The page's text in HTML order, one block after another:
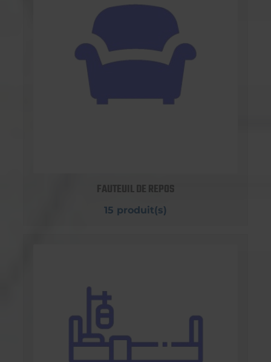
FAUTEUIL DE REPOS
15 produit(s)